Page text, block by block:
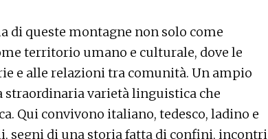
di queste montagne non solo come
territorio umano e culturale, dove le
e alle relazioni tra comunità. Un ampio
straordinaria varietà linguistica che
Qui convivono italiano, tedesco, ladino e
segni di una storia fatta di confini, incontri